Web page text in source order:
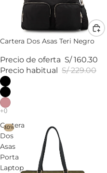
Cartera Dos Asas Teri Negro
Precio de oferta S/ 160.30
Precio habitual S/ 229.00
Cartera
Dos
Asas
Porta
Laptop
30%